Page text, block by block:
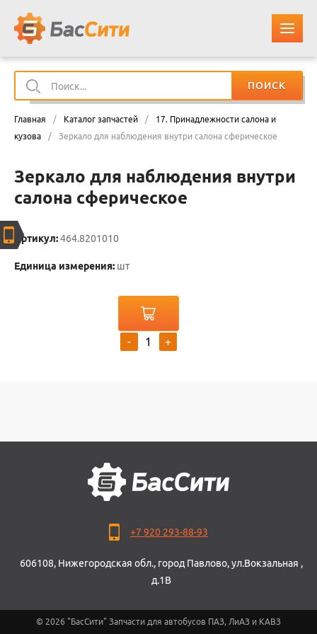
ПОИСК
Главная / Каталог запчастей /
17. Принадлежности салона и
кузова
/ Зеркало для наблюдения внутри салона сферическое
Зеркало для наблюдения внутри
салона сферическое
Артикул:464.8201010
Единица измерения: шт
- +
+7 920 293-88-93
606108, Нижегородская обл., город Павлово, ул.Вокзальная ,
д.1В
© 2026 "БасСити" Запчасти для автобусов ПАЗ, ЛиАЗ и КАВЗ
КАТАЛОГ ЗАПЧАСТЕЙ
ОПЛАТА И ДОСТАВКА